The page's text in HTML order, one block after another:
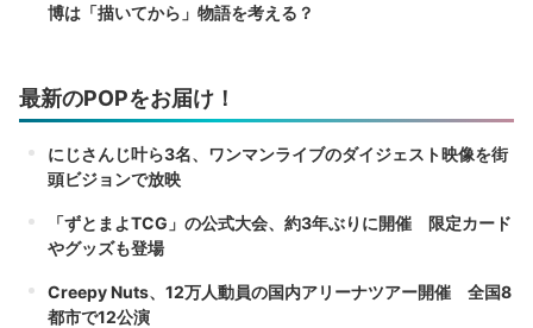
博は「描いてから」物語を考える？
最新のPOPをお届け！
にじさんじ叶ら3名、ワンマンライブのダイジェスト映像を街
頭ビジョンで放映
「ずとまよTCG」の公式大会、約3年ぶりに開催 限定カード
やグッズも登場
Creepy Nuts、12万人動員の国内アリーナツアー開催 全国8
都市で12公演